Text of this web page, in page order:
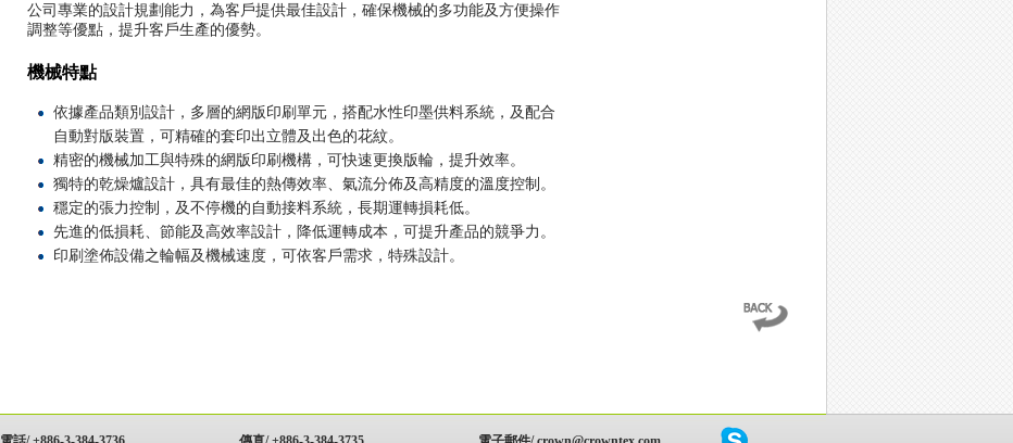
公司專業的設計規劃能力，為客戶提供最佳設計，確保機械的多功能及方便操作
調整等優點，提升客戶生產的優勢。
機械特點
依據產品類別設計，多層的網版印刷單元，搭配水性印墨供料系統，及配合
自動對版裝置，可精確的套印出立體及出色的花紋。
精密的機械加工與特殊的網版印刷機構，可快速更換版輪，提升效率。
獨特的乾燥爐設計，具有最佳的熱傳效率、氣流分佈及高精度的溫度控制。
穩定的張力控制，及不停機的自動接料系統，長期運轉損耗低。
先進的低損耗、節能及高效率設計，降低運轉成本，可提升產品的競爭力。
印刷塗佈設備之輪幅及機械速度，可依客戶需求，特殊設計。